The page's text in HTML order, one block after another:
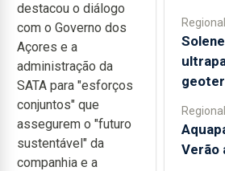
destacou o diálogo
com o Governo dos
Açores e a
administração da
SATA para "esforços
conjuntos" que
assegurem o "futuro
sustentável" da
companhia e a
Regional
Regional
Verão